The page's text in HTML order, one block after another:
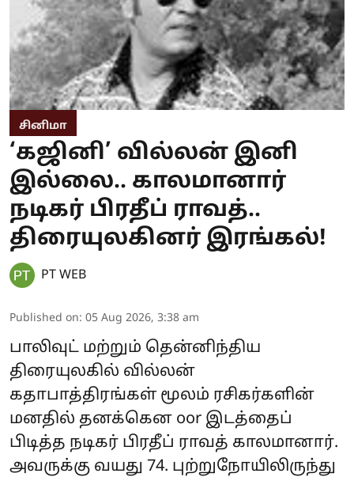
சினிமா
‘கஜினி’ வில்லன் இனி
இல்லை.. காலமானார்
நடிகர் பிரதீப் ராவத்..
திரையுலகினர் இரங்கல்!
PT WEB
Published on: 05 Aug 2026, 3:38 am
பாலிவுட் மற்றும் தென்னிந்திய
திரையுலகில் வில்லன்
கதாபாத்திரங்கள் மூலம் ரசிகர்களின்
மனதில் தனக்கென oor இடத்தைப்
பிடித்த நடிகர் பிரதீப் ராவத் காலமானார்.
அவருக்கு வயது 74. புற்றுநோயிலிருந்து